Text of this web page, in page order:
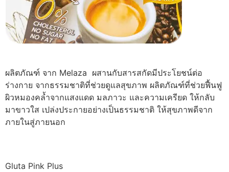
ผลิตภัณฑ์ จาก Melaza ผสานกับสารสกัดมีประโยชน์ต่อ
ร่างกาย จากธรรมชาติที่ช่วยดูแลสุขภาพ ผลิตภัณฑ์ที่ช่วยฟื้นฟู
ผิวหมองคล้ำจากแสงแดด มลภาวะ และความเครียด ให้กลับ
มาขาวใส เปล่งประกายอย่างเป็นธรรมชาติ ให้สุขภาพดีจาก
ภายในสู่ภายนอก
Gluta Pink Plus